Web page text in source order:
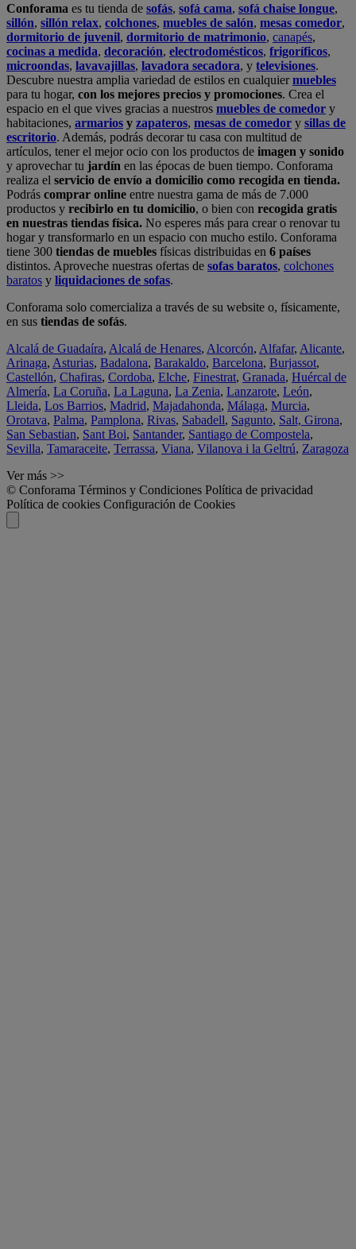
Conforama es tu tienda de sofás, sofá cama, sofá chaise longue,
sillón, sillón relax, colchones, muebles de salón, mesas comedor,
dormitorio de juvenil, dormitorio de matrimonio, canapés,
cocinas a medida, decoración, electrodomésticos, frigoríficos,
microondas, lavavajillas, lavadora secadora, y televisiones.
Descubre nuestra amplia variedad de estilos en cualquiermuebles
para tu hogar, con los mejores precios y promociones. Crea el
espacio en el que vives gracias a nuestros muebles de comedor y
habitaciones, armarios y zapateros, mesas de comedor y sillas de
escritorio. Además, podrás decorar tu casa con multitud de
artículos, tener el mejor ocio con los productos de imagen y sonido
y aprovechar tu jardín en las épocas de buen tiempo. Conforama
realiza el servicio de envío a domicilio como recogida en tienda.
Podrás comprar online entre nuestra gama de más de 7.000
productos y recibirlo en tu domicilio, o bien con recogida gratis
en nuestras tiendas física. No esperes más para crear o renovar tu
hogar y transformarlo en un espacio con mucho estilo. Conforama
tiene 300 tiendas de muebles físicas distribuidas en 6 países
distintos. Aproveche nuestras ofertas de sofas baratos, colchones
baratos y liquidaciones de sofas.
Conforama solo comercializa a través de su website o, físicamente,
en sus tiendas de sofás.
Alcalá de Guadaíra, Alcalá de Henares, Alcorcón, Alfafar, Alicante,
Arinaga, Asturias, Badalona, Barakaldo, Barcelona, Burjassot,
Castellón, Chafiras, Cordoba, Elche, Finestrat, Granada, Huércal de
Almería, La Coruña, La Laguna, La Zenia, Lanzarote, León,
Lleida, Los Barrios, Madrid, Majadahonda, Málaga, Murcia,
Orotava, Palma, Pamplona, Rivas, Sabadell, Sagunto, Salt, Girona,
San Sebastian, Sant Boi, Santander, Santiago de Compostela,
Sevilla, Tamaraceite, Terrassa, Viana, Vilanova i la Geltrú, Zaragoza
Ver más >>
© Conforama Términos y Condiciones Política de privacidad
Política de cookies Configuración de Cookies